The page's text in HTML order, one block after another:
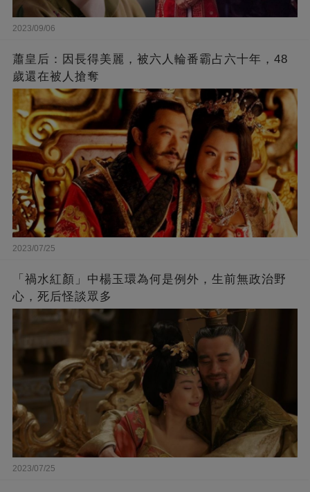
2023/09/06
蕭皇后：因長得美麗，被六人輪番霸占六十年，48
歲還在被人搶奪
2023/07/25
「禍水紅顏」中楊玉環為何是例外，生前無政治野
心，死后怪談眾多
2023/07/25